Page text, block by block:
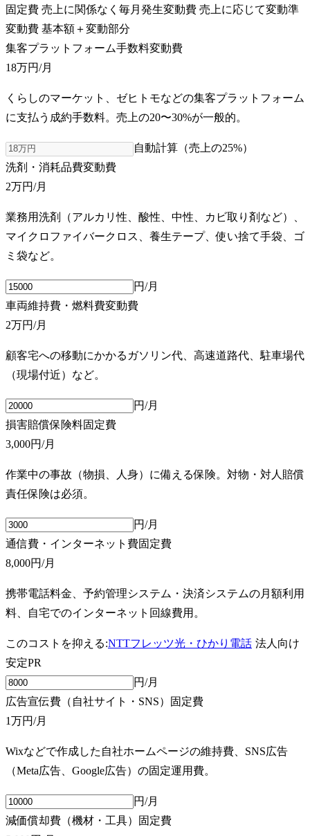
固定費 売上に関係なく毎月発生変動費 売上に応じて変動準
変動費 基本額＋変動部分
集客プラットフォーム手数料変動費
18万円/月
くらしのマーケット、ゼヒトモなどの集客プラットフォーム
に支払う成約手数料。売上の20〜30%が一般的。
自動計算（売上の25%）
洗剤・消耗品費変動費
2万円/月
業務用洗剤（アルカリ性、酸性、中性、カビ取り剤など）、
マイクロファイバークロス、養生テープ、使い捨て手袋、ゴ
ミ袋など。
円/月
車両維持費・燃料費変動費
2万円/月
顧客宅への移動にかかるガソリン代、高速道路代、駐車場代
（現場付近）など。
円/月
損害賠償保険料固定費
3,000円/月
作業中の事故（物損、人身）に備える保険。対物・対人賠償
責任保険は必須。
円/月
通信費・インターネット費固定費
8,000円/月
携帯電話料金、予約管理システム・決済システムの月額利用
料、自宅でのインターネット回線費用。
このコストを抑える:NTTフレッツ光・ひかり電話 法人向け
安定PR
円/月
広告宣伝費（自社サイト・SNS）
固定費
1万円/月
Wixなどで作成した自社ホームページの維持費、SNS広告
（Meta広告、Google広告）の固定運用費。
円/月
減価償却費（機材・工具）
固定費